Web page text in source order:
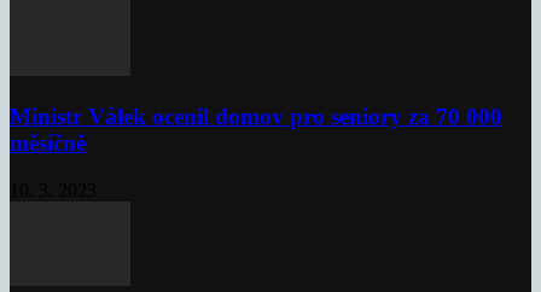
Ministr Válek ocenil domov pro seniory za 70 000
měsíčně